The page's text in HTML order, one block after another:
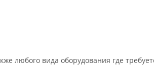
любого вида оборудования где